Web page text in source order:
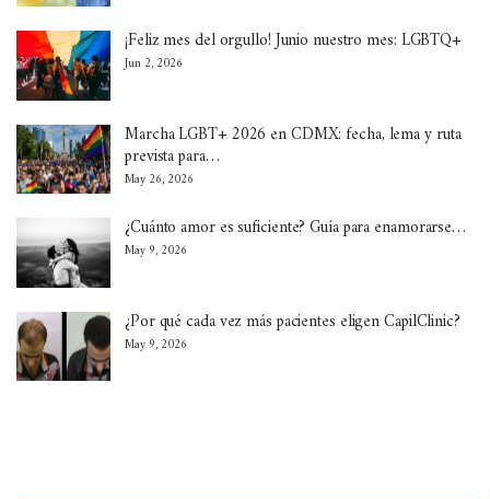
¡Feliz mes del orgullo! Junio nuestro mes: LGBTQ+
Jun 2, 2026
Marcha LGBT+ 2026 en CDMX: fecha, lema y ruta
prevista para…
May 26, 2026
¿Cuánto amor es suficiente? Guía para enamorarse…
May 9, 2026
¿Por qué cada vez más pacientes eligen CapilClinic?
May 9, 2026